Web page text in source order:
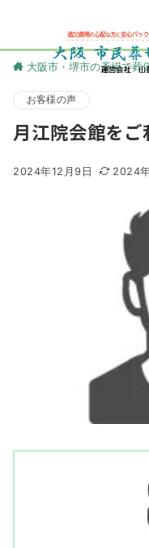
大阪市・堺市の斎場で葬
お客様の声
月江院会館を
2024年12月9日 2024